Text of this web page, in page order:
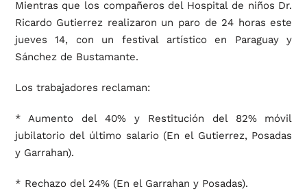
Mientras que los compañeros del Hospital de niños Dr.
Ricardo Gutierrez realizaron un paro de 24 horas este
jueves 14, con un festival artístico en Paraguay y
Sánchez de Bustamante.
Los trabajadores reclaman:
* Aumento del 40% y Restitución del 82% móvil
jubilatorio del último salario (En el Gutierrez, Posadas
y Garrahan).
* Rechazo del 24% (En el Garrahan y Posadas).